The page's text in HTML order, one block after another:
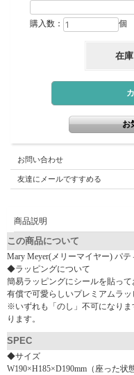
購入数： 個
在庫
お問い合わせ
友達にメールですすめる
商品説明
この商品について
Mary Meyer(メリーマイヤー) パ
◆ラッピングについて
簡易ラッピングにシールを貼って
有償で可愛らしいプレミアムラッ
※いずれも「のし」不可になり
ります。
SPEC
◆サイズ
W190×H185×D190mm（座った状態